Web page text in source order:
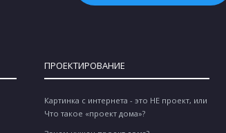
ПРОЕКТИРОВАНИЕ
Картинка с интернета - это НЕ проект, или
Что такое «проект дома»?